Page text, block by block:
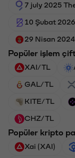
7 july 2025
10 Şubat
29 Nisan
Popüler işlem
XAI/TL
GAL/TL
KITE/TL
CHZ/TL
Popüler kripto
Xai (XAI)